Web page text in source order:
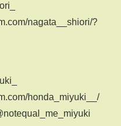
nagata__shiori/?
honda_miyuki__/